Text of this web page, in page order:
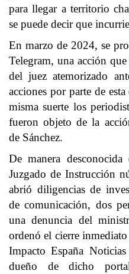
para llegar a territorio
se puede decir que
En marzo de 2024, se
Telegram, una acción
del juez atemorizado
acciones por parte de
misma suerte los
fueron objeto de la
de Sánchez.
De manera
Juzgado de Instrucción
abrió diligencias de
de comunicación, dos
una denuncia del
ordenó el cierre
Impacto España
dueño de dicho